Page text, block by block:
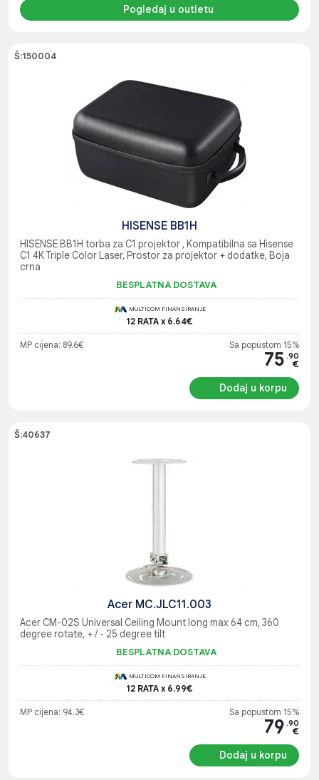
Pogledaj u outletu
Š:150004
HISENSE BB1H
HISENSE BB1H torba za C1 projektor , Kompatibilna sa Hisense
C1 4K Triple Color Laser, Prostor za projektor + dodatke, Boja
crna
BESPLATNA DOSTAVA
MULTICOM FINANSIRANJE
12 RATA x 6.64€
MP cijena: 89.6€ Sa popustom 15%
75 .90
€
Dodaj u korpu
Š:40637
Acer MC.JLC11.003
Acer CM-02S Universal Ceiling Mount long max 64 cm, 360
degree rotate, + / - 25 degree tilt
BESPLATNA DOSTAVA
MULTICOM FINANSIRANJE
12 RATA x 6.99€
MP cijena: 94.3€ Sa popustom 15%
79 .90
€
Dodaj u korpu